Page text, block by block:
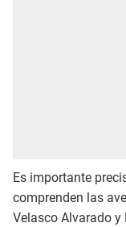
Es importante
comprenden las
Velasco Alvarado